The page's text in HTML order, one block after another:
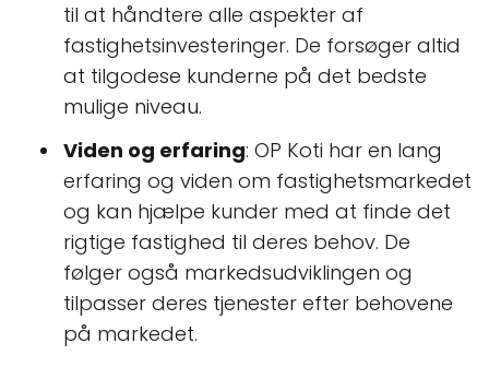
til at håndtere alle aspekter af
fastighetsinvesteringer. De forsøger altid
at tilgodese kunderne på det bedste
mulige niveau.
Viden og erfaring: OP Koti har en lang
erfaring og viden om fastighetsmarkedet
og kan hjælpe kunder med at finde det
rigtige fastighed til deres behov. De
følger også markedsudviklingen og
tilpasser deres tjenester efter behovene
på markedet.